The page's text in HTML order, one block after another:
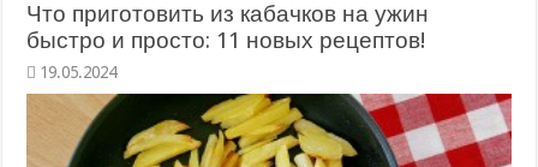
Что приготовить из кабачков на ужин
быстро и просто: 11 новых рецептов!